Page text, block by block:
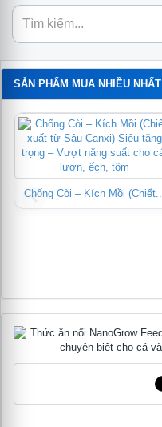
SẢN PHẨM MUA NHIỀU NHẤT
Chống Còi – Kích Mồi (Chiết...